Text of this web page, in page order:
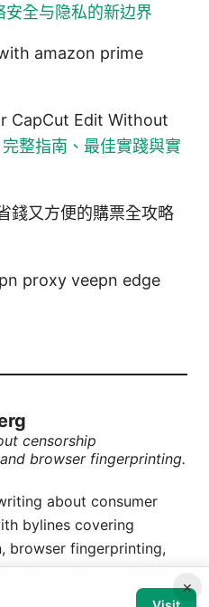
全与隐私的新边界
amazon prime
CapCut Edit Without
整指南、最佳實踐與實
錢又方便的購票全攻略
proxy veepn edge
censorship
browser fingerprinting.
about consumer
bylines covering
browser fingerprinting,
each review by setting
a typical reader would×